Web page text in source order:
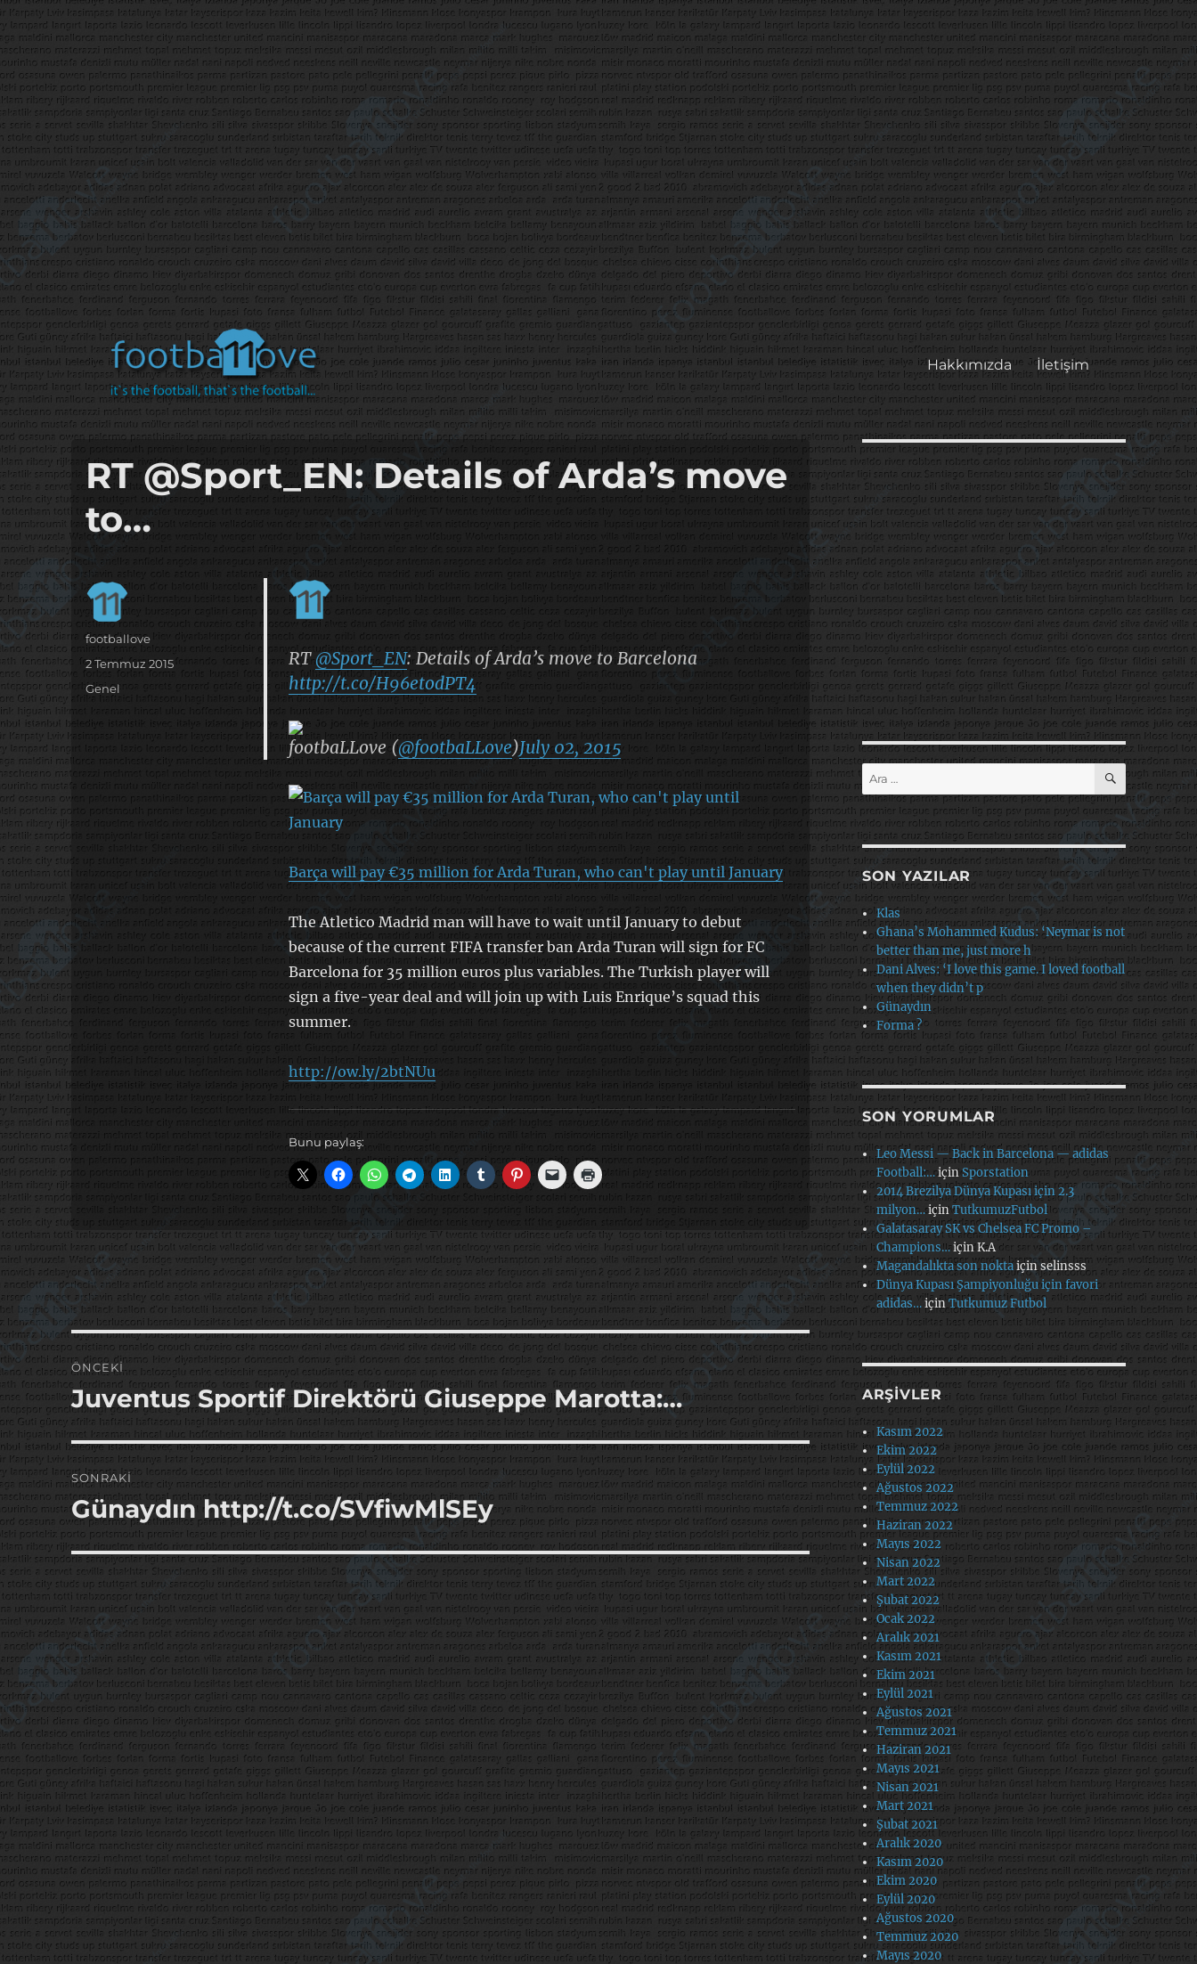
footbaLLove
it's the football, that's the football…
Hakkımızda İletişim
RT @Sport_EN: Details of Arda’s move
to…
RT @Sport_EN: Details of Arda’s move to Barcelona
http://t.co/H96etodPT4
footbaLLove (@footbaLLove)July 02, 2015
Barça will pay €35 million for Arda Turan, who can't play until January
The Atletico Madrid man will have to wait until January to debut
because of the current FIFA transfer ban Arda Turan will sign for FC
Barcelona for 35 million euros plus variables. The Turkish player will
sign a five-year deal and will join up with Luis Enrique’s squad this
summer.
http://ow.ly/2btNUu
Bunu paylaş:
Yazar
footballove
Yayın
tarihi
2 Temmuz 2015
Kategoriler
Genel
Yazı
gezinmesi
ÖNCEKI
Önceki
yazı:
Juventus Sportif Direktörü Giuseppe Marotta:…
SONRAKI
Sonraki
yazı:
Günaydın http://t.co/SVfiwMlSEy
Ara: ARA
SON YAZILAR
Klas
Ghana’s Mohammed Kudus: ‘Neymar is not
better than me, just more h
Dani Alves: ‘I love this game. I loved football
when they didn’t p
Günaydın
Forma ?
SON YORUMLAR
Leo Messi — Back in Barcelona — adidas
Football:…içinSporstation
2014 Brezilya Dünya Kupası için 2.3
milyon…içinTutkumuzFutbol
Galatasaray SK vs Chelsea FC Promo –
Champions…içinK.A
Magandalıkta son noktaiçinselinsss
Dünya Kupası Şampiyonluğu için favori
adidas…içinTutkumuz Futbol
ARŞIVLER
Kasım 2022
Ekim 2022
Eylül 2022
Ağustos 2022
Temmuz 2022
Haziran 2022
Mayıs 2022
Nisan 2022
Mart 2022
Şubat 2022
Ocak 2022
Aralık 2021
Kasım 2021
Ekim 2021
Eylül 2021
Ağustos 2021
Temmuz 2021
Haziran 2021
Mayıs 2021
Nisan 2021
Mart 2021
Şubat 2021
Aralık 2020
Kasım 2020
Ekim 2020
Eylül 2020
Ağustos 2020
Temmuz 2020
Mayıs 2020